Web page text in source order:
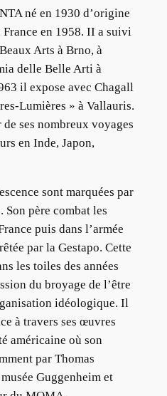
né en 1930 d’origine
France en 1958. II a suivi
Arts à Brno, à
delle Belle Arti à
il expose avec Chagall
Lumières » à Vallauris.
ses nombreux voyages
en Inde, Japon,
sont marquées par
Son père combat les
puis dans l’armée
par la Gestapo. Cette
les toiles des années
du broyage de l’être
idéologique. Il
à travers ses œuvres
américaine où son
par Thomas
Guggenheim et